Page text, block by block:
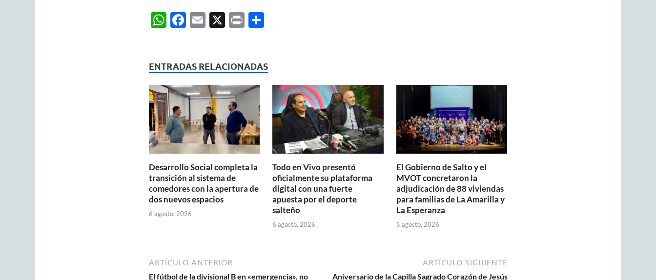
W
s
A
p
p
F
b
o
o
k
E X P C
p
ar
ti
ENTRADAS RELACIONADAS
Desarrollo Social completa la
transición al sistema de
comedores con la apertura de
dos nuevos espacios
6 agosto, 2026
Todo en Vivo presentó
oficialmente su plataforma
digital con una fuerte
apuesta por el deporte
salteño
6 agosto, 2026
El Gobierno de Salto y el
MVOT concretaron la
adjudicación de 88 viviendas
para familias de La Amarilla y
La Esperanza
5 agosto, 2026
ARTÍCULO ANTERIOR
El fútbol de la divisional B en «emergencia», no
ARTÍCULO SIGUIENTE
Aniversario de la Capilla Sagrado Corazón de Jesús